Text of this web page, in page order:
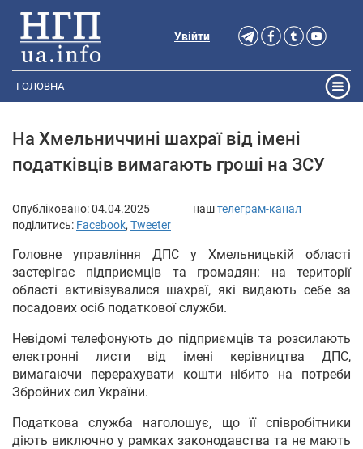
Увійти
ГОЛОВНА
На Хмельниччині шахраї від імені
податківців вимагають гроші на ЗСУ
Опубліковано:04.04.2025 наштелеграм-канал
поділитись: Facebook, Tweeter
Головне управління ДПС у Хмельницькій області
застерігає підприємців та громадян: на території
області активізувалися шахраї, які видають себе за
посадових осіб податкової служби.
Невідомі телефонують до підприємців та розсилають
електронні листи від імені керівництва ДПС,
вимагаючи перерахувати кошти нібито на потреби
Збройних сил України.
Податкова служба наголошує, що її співробітники
діють виключно у рамках законодавства та не мають